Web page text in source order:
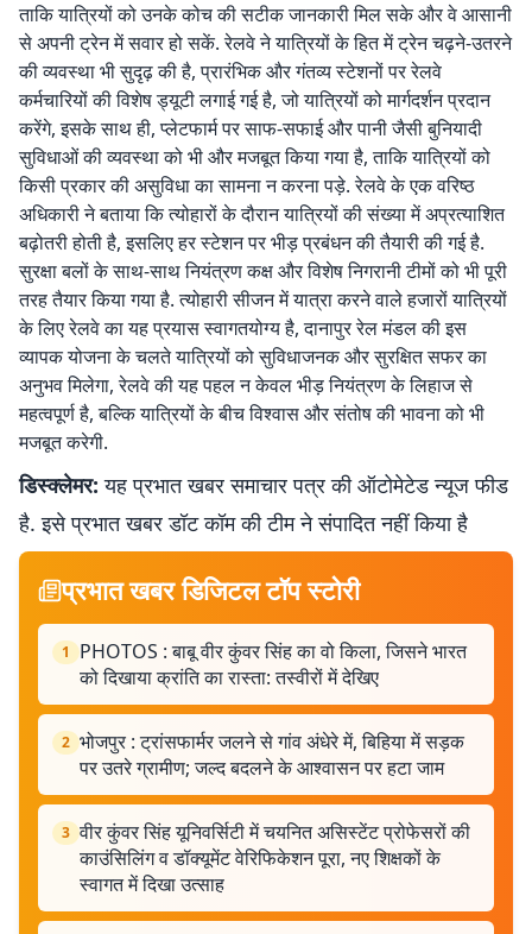
ताकि यात्रियों को उनके कोच की सटीक जानकारी मिल सके और वे आसानी
से अपनी ट्रेन में सवार हो सकें. रेलवे ने यात्रियों के हित में ट्रेन चढ़ने-उतरने
की व्यवस्था भी सुदृढ़ की है, प्रारंभिक और गंतव्य स्टेशनों पर रेलवे
कर्मचारियों की विशेष ड्यूटी लगाई गई है, जो यात्रियों को मार्गदर्शन प्रदान
करेंगे, इसके साथ ही, प्लेटफार्म पर साफ-सफाई और पानी जैसी बुनियादी
सुविधाओं की व्यवस्था को भी और मजबूत किया गया है, ताकि यात्रियों को
किसी प्रकार की असुविधा का सामना न करना पड़े. रेलवे के एक वरिष्ठ
अधिकारी ने बताया कि त्योहारों के दौरान यात्रियों की संख्या में अप्रत्याशित
बढ़ोतरी होती है, इसलिए हर स्टेशन पर भीड़ प्रबंधन की तैयारी की गई है.
सुरक्षा बलों के साथ-साथ नियंत्रण कक्ष और विशेष निगरानी टीमों को भी पूरी
तरह तैयार किया गया है. त्योहारी सीजन में यात्रा करने वाले हजारों यात्रियों
के लिए रेलवे का यह प्रयास स्वागतयोग्य है, दानापुर रेल मंडल की इस
व्यापक योजना के चलते यात्रियों को सुविधाजनक और सुरक्षित सफर का
अनुभव मिलेगा, रेलवे की यह पहल न केवल भीड़ नियंत्रण के लिहाज से
महत्वपूर्ण है, बल्कि यात्रियों के बीच विश्वास और संतोष की भावना को भी
मजबूत करेगी.
डिस्क्लेमर: यह प्रभात खबर समाचार पत्र की ऑटोमेटेड न्यूज फीड
है. इसे प्रभात खबर डॉट कॉम की टीम ने संपादित नहीं किया है
प्रभात खबर डिजिटल टॉप स्टोरी
1
PHOTOS : बाबू वीर कुंवर सिंह का वो किला, जिसने भारत
को दिखाया क्रांति का रास्ता: तस्वीरों में देखिए
2 भोजपुर : ट्रांसफार्मर जलने से गांव अंधेरे में, बिहिया में सड़क
पर उतरे ग्रामीण; जल्द बदलने के आश्वासन पर हटा जाम
3 वीर कुंवर सिंह यूनिवर्सिटी में चयनित असिस्टेंट प्रोफेसरों की
काउंसिलिंग व डॉक्यूमेंट वेरिफिकेशन पूरा, नए शिक्षकों के
स्वागत में दिखा उत्साह